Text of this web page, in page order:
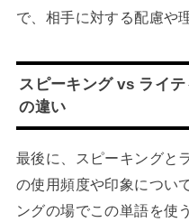
で、相手に対する配慮や
スピーキング vs ライ
の違い
最後に、スピーキングと
の使用頻度や印象につい
ングの場でこの単語を使